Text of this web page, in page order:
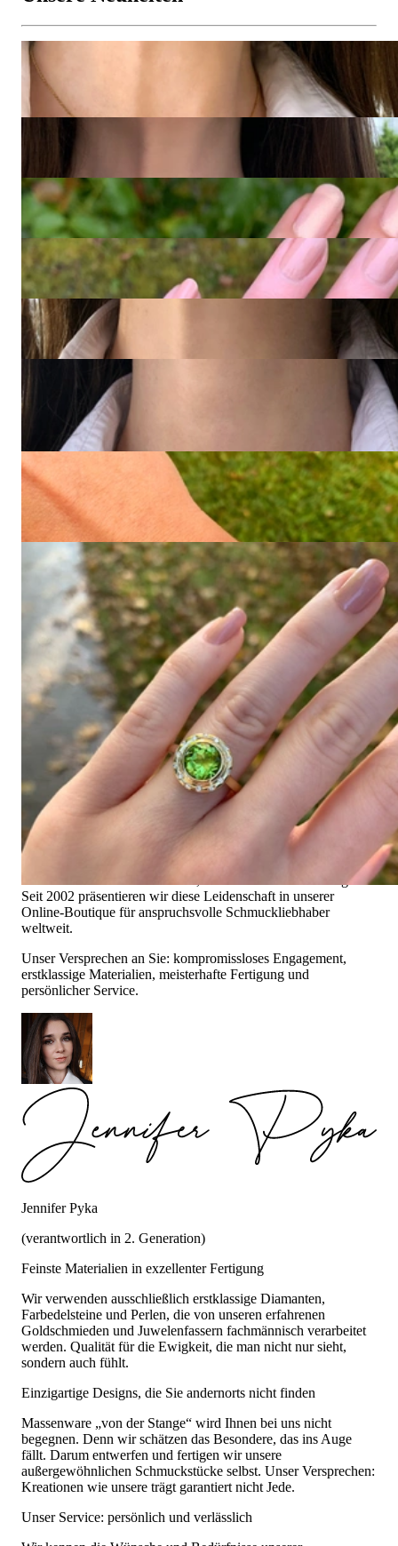
GOLDEN MEMORIES - Zauberhafte Brillanten Babyschuh
Halskette
5.800,00 €
5.400,00 €
Fabelhafter Amethyst Blautopas Ring "Octagon"
5.800,00 €
GOLDEN LINK - Brillanten Ketten Ring in 750er Gelbgold
4.900,00 €
Herrlich feminine Brillanten Schleifen Halskette
1.970,00 €
Zeitlos klassischer Brillanten Kreis Anhänger in Gelb- &
Weißgold 585
2.600,00 €
2.200,00 €
Gold Pur: Stattlich massives Herren Panzer Armband in
Gelbgold 585 (70 Gramm)
Preis auf Anfrage
Ring "Orbit" mit Peridot und Brillanten
2.000,00 €
View all
Seit 1995
Exklusiver Schmuck, erstklassiger
Service
Es gibt viele Wege, Stil zu beweisen. Mit unseren
Schmuckträumen präsentieren wir Ihnen einige der Schönsten
und Prächtigsten - und das schon seit über 25 Jahren.
Hochwertiger Schmuck ist mehr als "nur ein Accessoire" – das
ist unsere Überzeugung und der Ursprung unserer Geschichte.
Gegründet 1995 als kleines Juweliergeschäft nahe München
exklusiven Schmuckkreationen, die Aufmerksamkeit erregen.
Seit 2002 präsentieren wir diese Leidenschaft in unserer
Online-Boutique für anspruchsvolle Schmuckliebhaber
weltweit.
Unser Versprechen an Sie: kompromissloses Engagement,
erstklassige Materialien, meisterhafte Fertigung und
persönlicher Service.
Jennifer Pyka
(verantwortlich in 2. Generation)
Feinste Materialien in exzellenter Fertigung
Wir verwenden ausschließlich erstklassige Diamanten,
Farbedelsteine und Perlen, die von unseren erfahrenen
Goldschmieden und Juwelenfassern fachmännisch verarbeitet
werden. Qualität für die Ewigkeit, die man nicht nur sieht,
sondern auch fühlt.
Einzigartige Designs, die Sie andernorts nicht finden
Massenware „von der Stange“ wird Ihnen bei uns nicht
begegnen. Denn wir schätzen das Besondere, das ins Auge
fällt. Darum entwerfen und fertigen wir unsere
außergewöhnlichen Schmuckstücke selbst. Unser Versprechen:
Kreationen wie unsere trägt garantiert nicht Jede.
Unser Service: persönlich und verlässlich